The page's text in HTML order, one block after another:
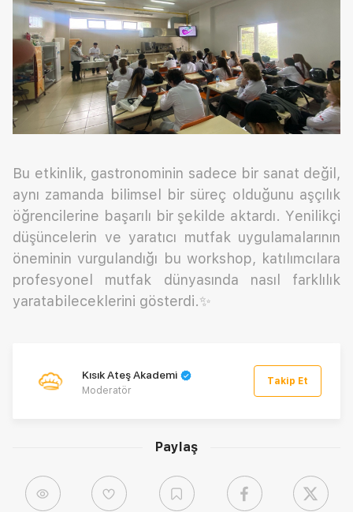
Paylaş
Bu etkinlik, gastronominin sadece bir sanat değil,
aynı zamanda bilimsel bir süreç olduğunu aşçılık
öğrencilerine başarılı bir şekilde aktardı. Yenilikçi
düşüncelerin ve yaratıcı mutfak uygulamalarının
öneminin vurgulandığı bu workshop, katılımcılara
profesyonel mutfak dünyasında nasıl farklılık
yaratabileceklerini gösterdi.✨
Kısık Ateş Akademi
Moderatör
Takip Et